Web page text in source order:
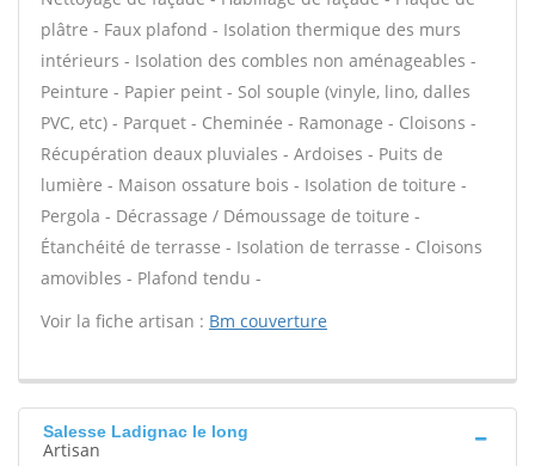
plâtre - Faux plafond - Isolation thermique des murs
intérieurs - Isolation des combles non aménageables -
Peinture - Papier peint - Sol souple (vinyle, lino, dalles
PVC, etc) - Parquet - Cheminée - Ramonage - Cloisons -
Récupération deaux pluviales - Ardoises - Puits de
lumière - Maison ossature bois - Isolation de toiture -
Pergola - Décrassage / Démoussage de toiture -
Étanchéité de terrasse - Isolation de terrasse - Cloisons
amovibles - Plafond tendu -
Voir la fiche artisan : Bm couverture
Salesse Ladignac le long
Artisan